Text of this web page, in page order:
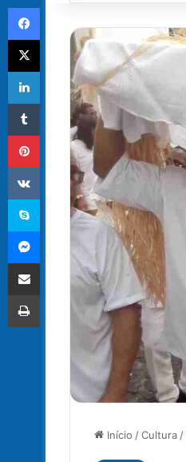
Início /Cultura /
Facebook
X
Linkedin
Tumblr
Pinterest
VK
Skype
Messenger
Compartilhar via e-mail